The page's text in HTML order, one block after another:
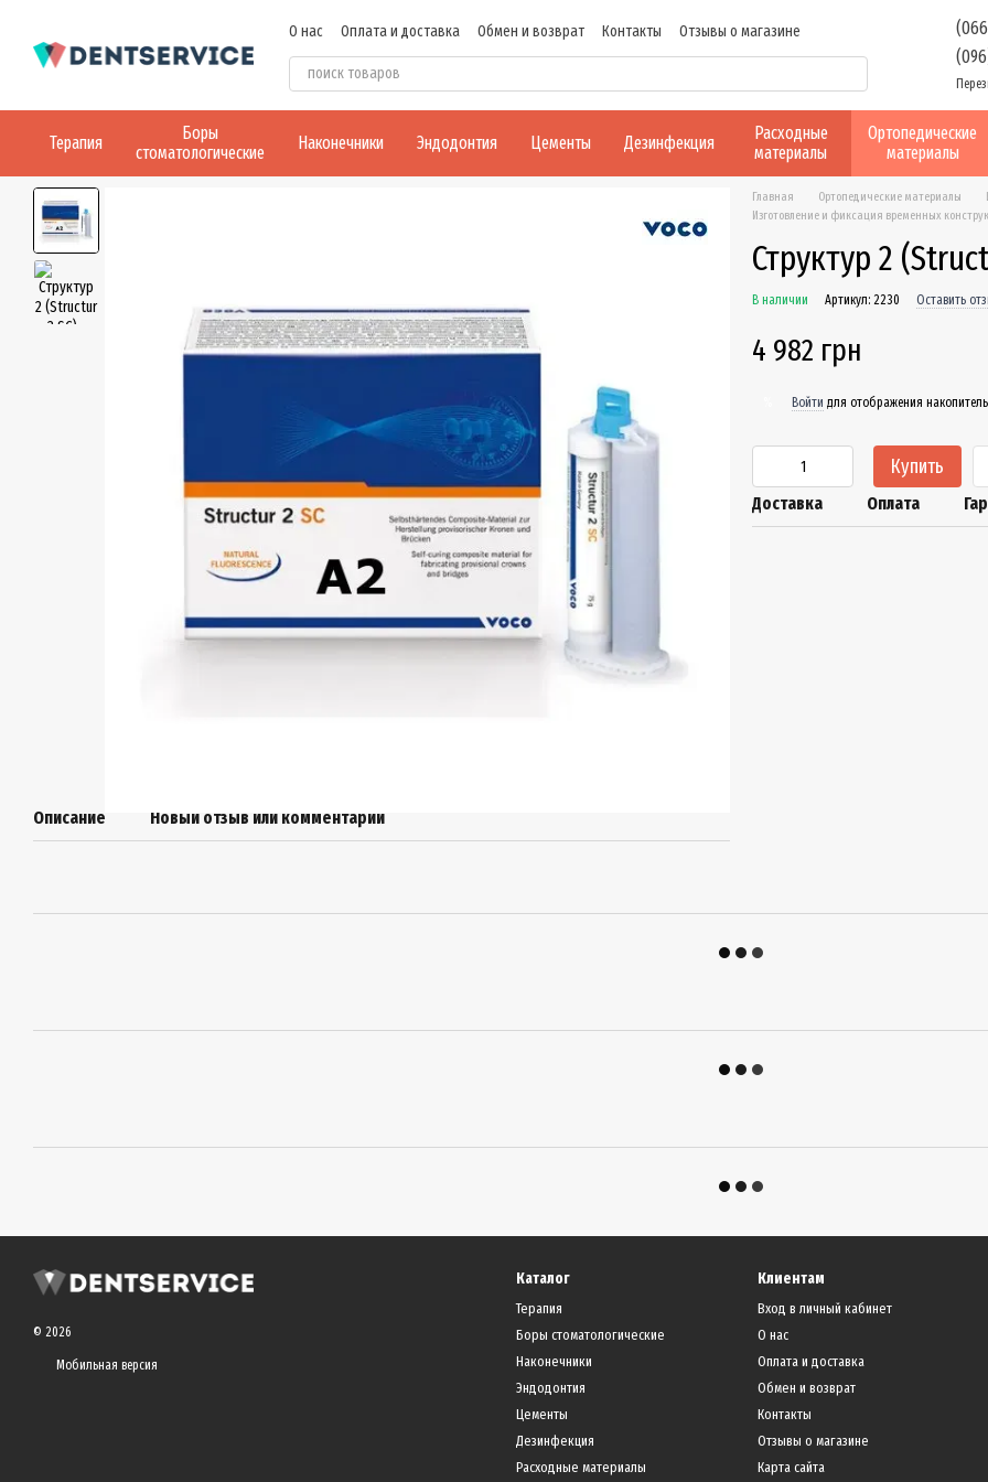
О нас Оплата и доставка Обмен и возврат Контакты Отзывы о магазине
Терапия
Боры
стоматологические
Наконечники Эндодонтия Цементы Дезинфекция
Расходные
материалы
Ортопедические
материалы
Описание Новый отзыв или комментарий
Главная Ортопедические материалы
Изготовление и фиксация временных
Структур 2
В наличии Артикул: 2230 Оставить
4 982 грн
Войти для отображения
Купить
Доставка Оплата
© 2026
Мобильная версия
Каталог
Терапия
Боры стоматологические
Наконечники
Эндодонтия
Цементы
Дезинфекция
Расходные материалы
Клиентам
Вход в личный кабинет
О нас
Оплата и доставка
Обмен и возврат
Контакты
Отзывы о магазине
Карта сайта